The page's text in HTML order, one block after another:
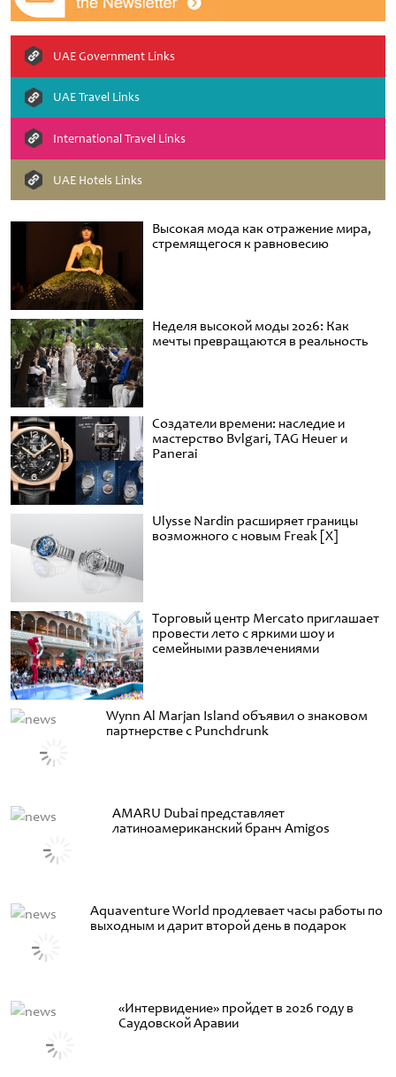
Высокая мода как отражение мира,
стремящегося к равновесию
Неделя высокой моды 2026: Как
мечты превращаются в реальность
Создатели времени: наследие и
мастерство Bvlgari, TAG Heuer и
Panerai
Ulysse Nardin расширяет границы
возможного с новым Freak [X]
Торговый центр Mercato приглашает
провести лето с яркими шоу и
семейными развлечениями
Wynn Al Marjan Island объявил о знаковом
партнерстве с Punchdrunk
AMARU Dubai представляет
латиноамериканский бранч Amigos
Aquaventure World продлевает часы работы по
выходным и дарит второй день в подарок
«Интервидение» пройдет в 2026 году в
Саудовской Аравии
UAE Government Links
UAE Travel Links
International Travel Links
UAE Hotels Links